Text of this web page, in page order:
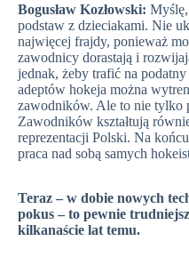
Bogusław Kozłowski:
podstaw z dzieciakami. Nie
najwięcej frajdy, ponieważ
zawodnicy dorastają i
jednak, żeby trafić na
adeptów hokeja można
zawodników. Ale to nie tylko
Zawodników kształtują
reprezentacji Polski. Na
praca nad sobą samych
Teraz – w dobie nowych
pokus – to pewnie
kilkanaście lat temu.